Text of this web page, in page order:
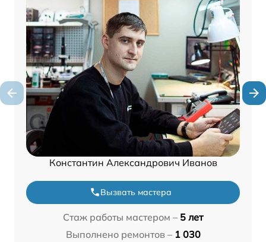
Константин Александрович Иванов
Вызвать мастера
Стаж работы мастером – 5 лет
Выполнено ремонтов – 1 030